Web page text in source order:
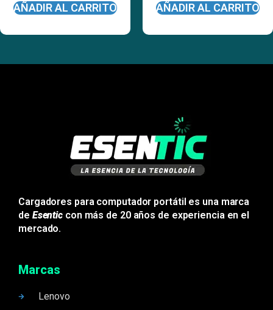
AÑADIR AL CARRITO AÑADIR AL CARRITO
Cargadores para computador portátil es una marca
de Esentic con más de 20 años de experiencia en el
mercado.
Marcas
Lenovo